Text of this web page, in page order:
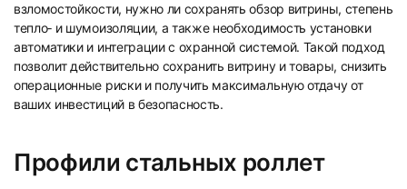
взломостойкости, нужно ли сохранять обзор витрины, степень
тепло‐ и шумоизоляции, а также необходимость установки
автоматики и интеграции с охранной системой. Такой подход
позволит действительно сохранить витрину и товары, снизить
операционные риски и получить максимальную отдачу от
ваших инвестиций в безопасность.
Профили стальных роллет